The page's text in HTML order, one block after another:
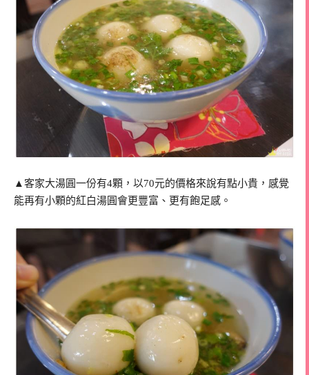
▲客家大湯圓一份有4顆，以70元的價格來說有點小貴，感覺
能再有小顆的紅白湯圓會更豐富、更有飽足感。